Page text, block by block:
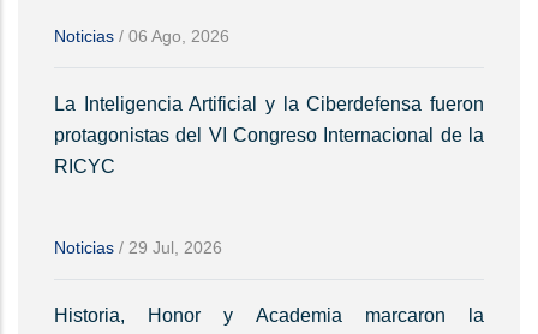
Noticias / 06 Ago, 2026
La Inteligencia Artificial y la Ciberdefensa fueron
protagonistas del VI Congreso Internacional de la
RICYC
Noticias / 29 Jul, 2026
Historia, Honor y Academia marcaron la